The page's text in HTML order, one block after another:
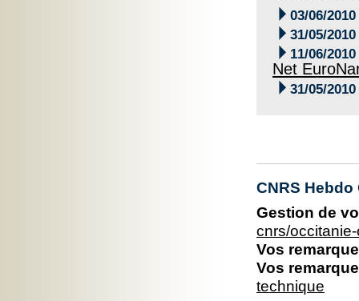
 03/06/2010
 31/05/2010
 11/06/2010
Net
 31/05/2010
CNRS
Gestion de
cnrs/
Vos
Vos
technique